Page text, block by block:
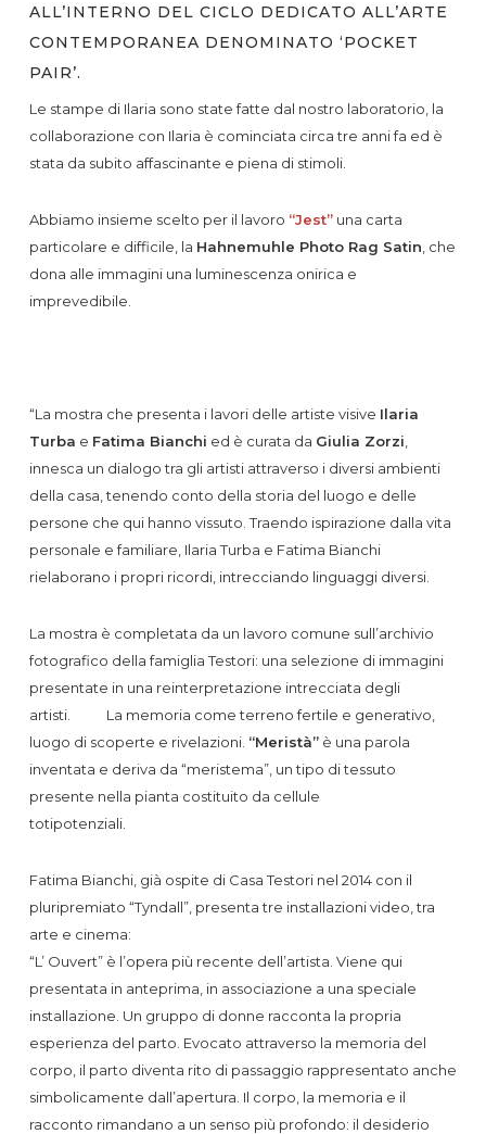
ALL’INTERNO DEL CICLO DEDICATO ALL’ARTE
CONTEMPORANEA DENOMINATO ‘POCKET
PAIR’.
Le stampe di Ilaria sono state fatte dal nostro laboratorio, la
collaborazione con Ilaria è cominciata circa tre anni fa ed è
stata da subito affascinante e piena di stimoli.
Abbiamo insieme scelto per il lavoro “Jest”una carta
particolare e difficile, la Hahnemuhle Photo Rag Satin , che
dona alle immagini una luminescenza onirica e
imprevedibile.
“La mostra che presenta i lavori delle artiste visive Ilaria
Turba e Fatima Bianchi ed è curata da Giulia Zorzi
innesca un dialogo tra gli artisti attraverso i diversi ambienti
della casa, tenendo conto della storia del luogo e delle
persone che qui hanno vissuto. Traendo ispirazione dalla vita
personale e familiare, Ilaria Turba e Fatima Bianchi
rielaborano i propri ricordi, intrecciando linguaggi diversi.
La mostra è completata da un lavoro comune sull’archivio
fotografico della famiglia Testori: una selezione di immagini
presentate in una reinterpretazione intrecciata degli
artisti. La memoria come terreno fertile e generativo,
luogo di scoperte e rivelazioni. “Meristà”è una parola
inventata e deriva da “meristema”, un tipo di tessuto
presente nella pianta costituito da cellule
Fatima Bianchi, già ospite di Casa Testori nel 2014 con il
pluripremiato “Tyndall”, presenta tre installazioni video, tra
arte e cinema:
“L’ Ouvert” è l’opera più recente dell’artista. Viene qui
presentata in anteprima, in associazione a una speciale
installazione. Un gruppo di donne racconta la propria
esperienza del parto. Evocato attraverso la memoria del
corpo, il parto diventa rito di passaggio rappresentato anche
simbolicamente dall’apertura. Il corpo, la memoria e il
racconto rimandano a un senso più profondo: il desiderio